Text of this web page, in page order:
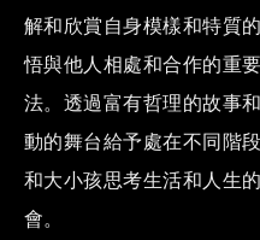
解和欣賞自身模樣和特質
悟與他人相處和合作的重
法。透過富有哲理的故事
動的舞台給予處在不同階
和大小孩思考生活和人生
會。